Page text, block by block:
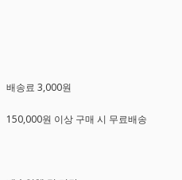
배송료 3,000원
150,000원 이상 구매 시 무료배송